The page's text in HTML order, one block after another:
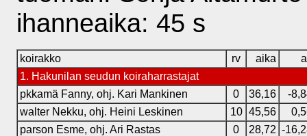
ihanneaika: 45 s
koirakko rv aika
1. Hakunilan seudun koiraharrastajat
pkkamä Fanny, ohj. Kari Mankinen
0 36,16
-
walter Nekku, ohj. Heini Leskinen
10 45,56
parson Esme, ohj. Ari Rastas
0 28,72 -